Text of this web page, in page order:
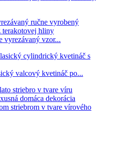
vyrezávaný vzor...
valcový kvetináč po...
striebrom v tvare vírového